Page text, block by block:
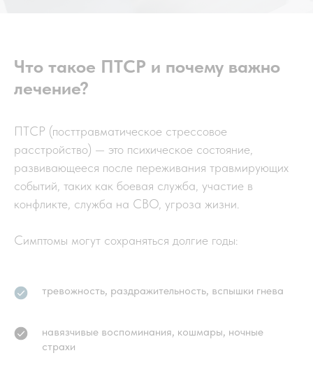
Что такое ПТСР и почему важно
лечение?
ПТСР (посттравматическое стрессовое
расстройство) — это психическое состояние,
развивающееся после переживания травмирующих
событий, таких как боевая служба, участие в
конфликте, служба на СВО, угроза жизни.
Симптомы могут сохраняться долгие годы:
тревожность, раздражительность, вспышки гнева
навязчивые воспоминания, кошмары, ночные
страхи